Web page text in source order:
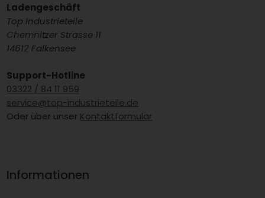
Ladengeschäft
Top Industrieteile
Chemnitzer Strasse 11
14612 Falkensee
Support-Hotline
03322 / 84 11 959
service@top-industrieteile.de
Oder über unser Kontaktformular
Informationen